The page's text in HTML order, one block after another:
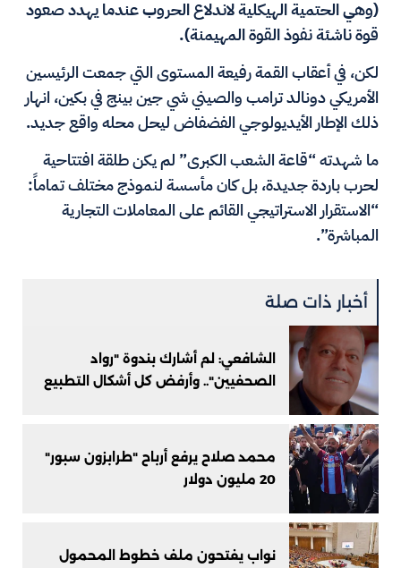
(وهي الحتمية الهيكلية لاندلاع الحروب عندما يهدد صعود
قوة ناشئة نفوذ القوة المهيمنة).
لكن، في أعقاب القمة رفيعة المستوى التي جمعت الرئيسين
الأمريكي دونالد ترامب والصيني شي جين بينج في بكين، انهار
ذلك الإطار الأيديولوجي الفضفاض ليحل محله واقع جديد.
ما شهدته “قاعة الشعب الكبرى” لم يكن طلقة افتتاحية
لحرب باردة جديدة، بل كان مأسسة لنموذج مختلف تماماً:
“الاستقرار الاستراتيجي القائم على المعاملات التجارية
المباشرة”.
أخبار ذات صلة
الشافعي: لم أشارك بندوة "رواد
الصحفيين".. وأرفض كل أشكال التطبيع
محمد صلاح يرفع أرباح "طرابزون سبور"
20 مليون دولار
نواب يفتحون ملف خطوط المحمول